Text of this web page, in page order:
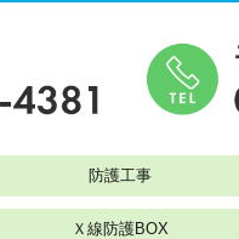
防護工事
Ｘ線防護BOX